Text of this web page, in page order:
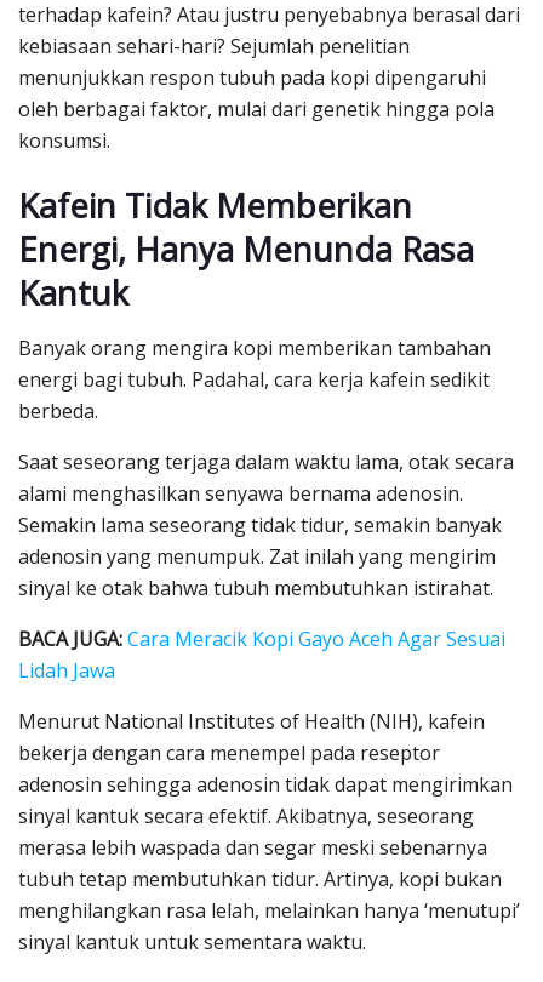
terhadap kafein? Atau justru penyebabnya berasal dari
kebiasaan sehari-hari? Sejumlah penelitian
menunjukkan respon tubuh pada kopi dipengaruhi
oleh berbagai faktor, mulai dari genetik hingga pola
konsumsi.
Kafein Tidak Memberikan
Energi, Hanya Menunda Rasa
Kantuk
Banyak orang mengira kopi memberikan tambahan
energi bagi tubuh. Padahal, cara kerja kafein sedikit
berbeda.
Saat seseorang terjaga dalam waktu lama, otak secara
alami menghasilkan senyawa bernama adenosin.
Semakin lama seseorang tidak tidur, semakin banyak
adenosin yang menumpuk. Zat inilah yang mengirim
sinyal ke otak bahwa tubuh membutuhkan istirahat.
BACA JUGA:Cara Meracik Kopi Gayo Aceh Agar Sesuai
Lidah Jawa
Menurut National Institutes of Health (NIH), kafein
bekerja dengan cara menempel pada reseptor
adenosin sehingga adenosin tidak dapat mengirimkan
sinyal kantuk secara efektif. Akibatnya, seseorang
merasa lebih waspada dan segar meski sebenarnya
tubuh tetap membutuhkan tidur. Artinya, kopi bukan
menghilangkan rasa lelah, melainkan hanya ‘menutupi’
sinyal kantuk untuk sementara waktu.